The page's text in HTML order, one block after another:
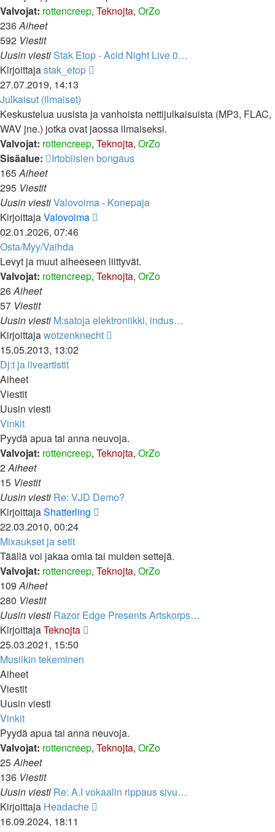
Valvojat: rottencreep, Teknojta, OrZo
236Aiheet
592 Viestit
Uusin viestiStak Etop - Acid Night Live 0…
Kirjoittajastak_etop
27.07.2019, 14:13
Julkaisut (ilmaiset)
Keskustelua uusista ja vanhoista nettijulkaisuista (MP3, FLAC,
WAV jne.) jotka ovat jaossa ilmaiseksi.
Valvojat: rottencreep, Teknojta, OrZo
Sisäalue:
Irtobiisien bongaus
165Aiheet
295 Viestit
Uusin viestiValovoima - Konepaja
KirjoittajaValovoima
02.01.2026, 07:46
Osta/Myy/Vaihda
Levyt ja muut aiheeseen liittyvät.
Valvojat: rottencreep, Teknojta, OrZo
26Aiheet
57 Viestit
Uusin viesti M:satoja elektroniikki, indus…
Kirjoittajawotzenknecht
15.05.2013, 13:02
Dj:t ja liveartistit
Aiheet
Viestit
Uusin viesti
Vinkit
Pyydä apua tai anna neuvoja.
Valvojat: rottencreep, Teknojta, OrZo
2Aiheet
15 Viestit
Uusin viesti Re: VJD Demo?
KirjoittajaShatterling
22.03.2010, 00:24
Mixaukset ja setit
Täällä voi jakaa omia tai muiden settejä.
Valvojat: rottencreep, Teknojta, OrZo
109Aiheet
280 Viestit
Uusin viesti Razor Edge Presents Artskorps…
KirjoittajaTeknojta
25.03.2021, 15:50
Musiikin tekeminen
Aiheet
Viestit
Uusin viesti
Vinkit
Pyydä apua tai anna neuvoja.
Valvojat: rottencreep, Teknojta, OrZo
25Aiheet
136 Viestit
Uusin viesti Re: A.I vokaalin rippaus sivu…
Kirjoittaja Headache
16.09.2024, 18:11